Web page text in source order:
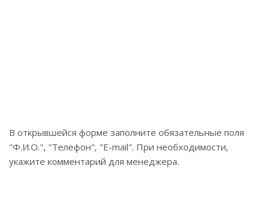
В открывшейся форме заполните обязательные поля
"Ф.И.О.", "Телефон", "E-mail". При необходимости,
укажите комментарий для менеджера.